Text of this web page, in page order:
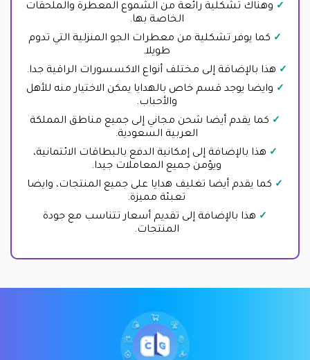
وهناك تشكلية رائعة من الشموع المعطرة والملحقات
الخاصة بها.
كما يوفر تشكلية من معطرات الجو المنزلية التي تدوم
طويلا.
هذا بالإضافة إلى مختلف أنواع الاكسسورات الراقية جدا.
وايضا يوجد قسم خاص بالهدايا يمكن الاختيار منه للأهل
والأحباب.
كما يقدم أيضا شحن مجاني إلى جميع مناطق المملكة
العربية السعودية.
هذا بالإضافة إلى إمكانية الدفع بالبطاقات الائتمانية،
ويؤمن جميع المعاملات جيدا.
كما يقدم أيضا تغليف هدايا على جميع المنتجات، وايضا
تعبئة مميزة.
هذا بالإضافة إلى تقديم أسعار تتناسب مع جودة
المنتجات.